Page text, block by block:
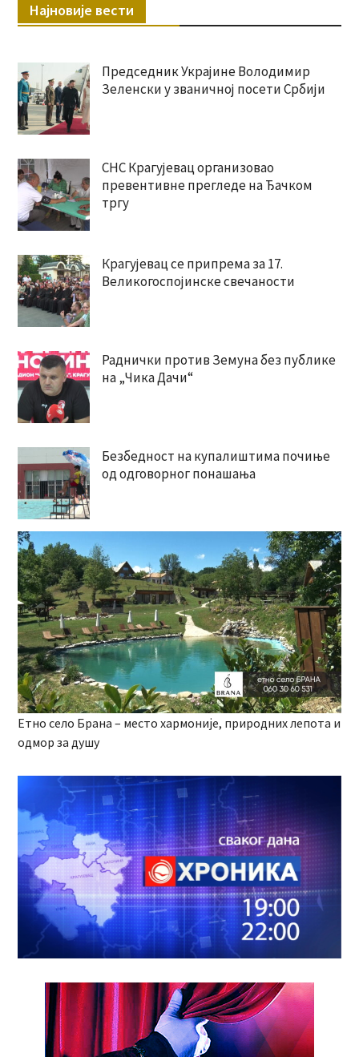
Најновије вести
Председник Украјине Володимир
Зеленски у званичној посети Србији
СНС Крагујевац организовао
превентивне прегледе на Ђачком
тргу
Крагујевац се припрема за 17.
Великогоспојинске свечаности
Раднички против Земуна без публике
на „Чика Дачи“
Безбедност на купалиштима почиње
од одговорног понашања
Етно село Брана – место хармоније, природних лепота и
одмор за душу